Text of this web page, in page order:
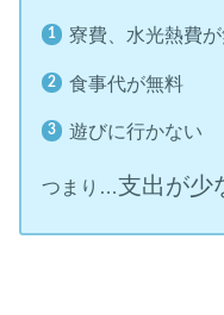
寮費、水光熱費
食事代が無料
遊びに行かない
つまり…支出が少